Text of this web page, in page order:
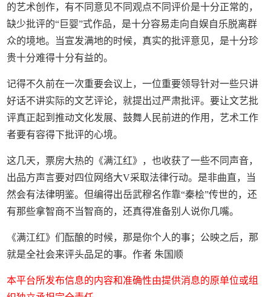
的艺术创作，有不同意见不同观点不同评价是十分正常的，
缺少批评的“巨婴”式作品，是十分容易走向自娱自乐脱离群
众的境地。当宣发满地的时候，真实的批评意见，是十分珍
贵十分难得十分有益的。
记得不久前在一次重要会议上，一位重要领导针对一些只讲
好话不讲实际的文艺评论，就提出过严肃批评。要让文艺批
评真正起到推动文化发展、鼓舞人民前进的作用，艺术工作
者要有容得下批评的心境。
这几天，票房大热的《满江红》，也收获了一些不同声音，
出品方声言要对四位网络大V采取法律行动。是非曲直，当
然会有法律明鉴。但编得出岳武穆名作靠“秦桧”传世的，还
有那些拿智商不当智商的，还真得准备别人说你几嘴。
《满江红》们酝酿的时候，那是你个人的事；公映之后，那
就是全社会来评头品足的事。作者 朱国顺
本平台所发布信息的内容和准确性由提供消息的原单位或组